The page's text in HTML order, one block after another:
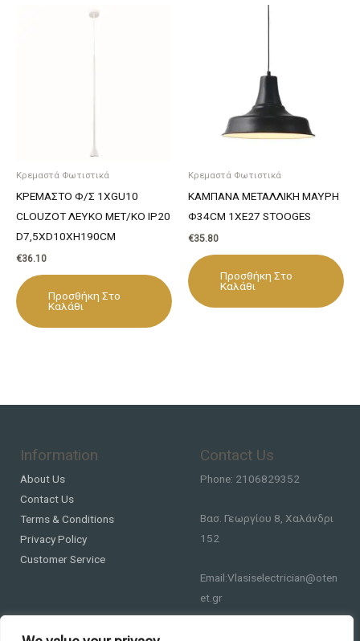
Κρεμαστά Φωτιστικά
ΚΡΕΜΑΣΤΟ Φ/Σ 1ΧGU10
CLOUZOT ΛΕΥΚΟ ΜΕΤ/ΚΟ IP20
D7,5XD10XH190CM
€36.10
Προσθήκη Στο
Καλάθι
Κρεμαστά Φωτιστικά
ΚΑΜΠΑΝΑ ΜΕΤΑΛΛΙΚΗ ΜΑΥΡΗ
Φ34CM 1ΧE27 STOOGES
€35.80
Προσθήκη Στο
Καλάθι
Information
About Us
Contact Us
Terms & Conditions
Privacy Policy
Customer Service
Contact Us
Phone: 2106829352
Βασ. Γεωργίου 8, Χαλάνδρι
152
Email:Vlasiselectrician@oten
et.gr